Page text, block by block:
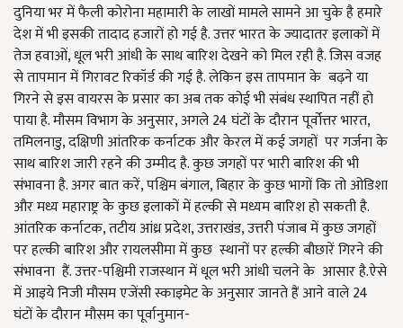
दुनिया भर में फैली कोरोना महामारी के लाखों मामले सामने आ चुके है हमारे
देश में भी इसकी तादाद हजारों हो गई है. उत्तर भारत के ज्यादातर इलाकों में
तेज हवाओं, धूल भरी आंधी के साथ बारिश देखने को मिल रही है. जिस वजह
से तापमान में गिरावट रिकॉर्ड की गई है. लेकिन इस तापमान के बढ़ने या
गिरने से इस वायरस के प्रसार का अब तक कोई भी संबंध स्थापित नहीं हो
पाया है. मौसम विभाग के अनुसार, अगले 24 घंटों के दौरान पूर्वोत्तर भारत,
तमिलनाडु, दक्षिणी आंतरिक कर्नाटक और केरल में कई जगहों पर गर्जना के
साथ बारिश जारी रहने की उम्मीद है. कुछ जगहों पर भारी बारिश की भी
संभावना है. अगर बात करें, पश्चिम बंगाल, बिहार के कुछ भागों कि तो ओडिशा
और मध्य महाराष्ट्र के कुछ इलाकों में हल्की से मध्यम बारिश हो सकती है.
आंतरिक कर्नाटक, तटीय आंध्र प्रदेश, उत्तराखंड, उत्तरी पंजाब में कुछ जगहों
पर हल्की बारिश और रायलसीमा में कुछ स्थानों पर हल्की बौछारें गिरने की
संभावना हैं. उत्तर-पश्चिमी राजस्थान में धूल भरी आंधी चलने के आसार है.ऐसे
में आइये निजी मौसम एजेंसी स्काइमेट के अनुसार जानते हैं आने वाले 24
घंटों के दौरान मौसम का पूर्वानुमान-